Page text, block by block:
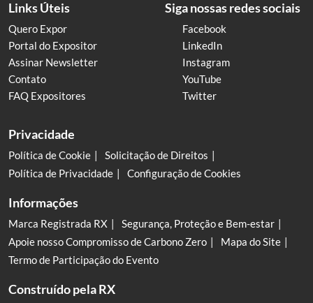
Links Úteis
Quero Expor
Portal do Expositor
Assinar Newsletter
Contato
FAQ Expositores
Siga nossas redes sociais
Facebook
LinkedIn
Instagram
YouTube
Twitter
Privacidade
Política de Cookie
Solicitação de Direitos
Política de Privacidade
Configuração de Cookies
Informações
Marca Registrada RX
Segurança, Proteção e Bem-estar
Apoie nosso Compromisso de Carbono Zero
Mapa do Site
Termo de Participação do Evento
Construído pela RX